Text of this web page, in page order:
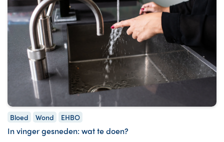
Bloed Wond EHBO
In vinger gesneden: wat te doen?